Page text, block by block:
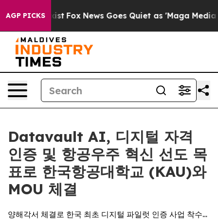
AGP PICKS
Exist Fox News Goes Quiet as 'Maga Media
Datavault AI, 디지털 자격
인증 및 항공우주 혁신 선도 목
표로 한국항공대학교 (KAU)와
MOU 체결
양해각서 체결로 한국 최초 디지털 파일럿 인증 사업 착수…